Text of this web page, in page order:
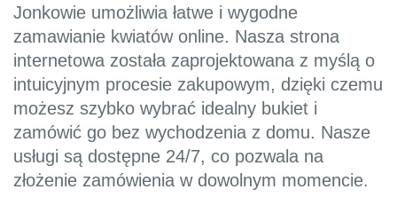
Jonkowie umożliwia łatwe i wygodne
zamawianie kwiatów online. Nasza strona
internetowa została zaprojektowana z myślą o
intuicyjnym procesie zakupowym, dzięki czemu
możesz szybko wybrać idealny bukiet i
zamówić go bez wychodzenia z domu. Nasze
usługi są dostępne 24/7, co pozwala na
złożenie zamówienia w dowolnym momencie.